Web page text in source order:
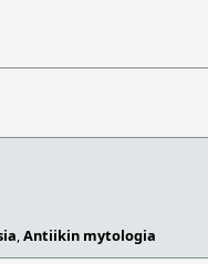
,Antiikin mytologia